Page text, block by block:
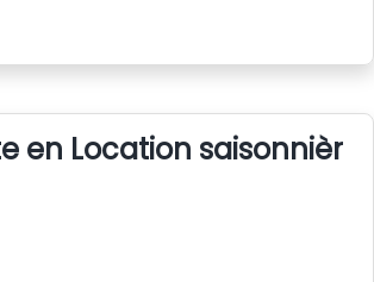
Location saisonnière.